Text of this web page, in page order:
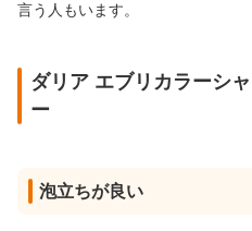
言う人もいます。
ダリア エブリカラーシ
ー
泡立ちが良い